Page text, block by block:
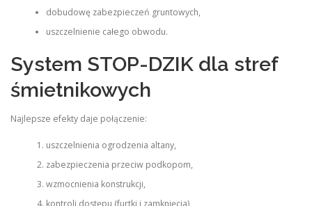
dobudowę zabezpieczeń gruntowych,
uszczelnienie całego obwodu.
System STOP-DZIK dla stref
śmietnikowych
Najlepsze efekty daje połączenie:
uszczelnienia ogrodzenia altany,
zabezpieczenia przeciw podkopom,
wzmocnienia konstrukcji,